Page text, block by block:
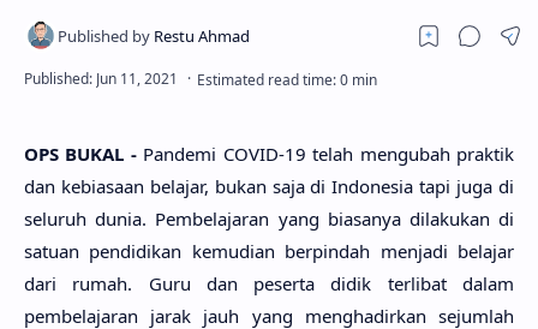
OPS BUKAL - Pandemi COVID-19 telah mengubah praktik
dan kebiasaan belajar, bukan saja di Indonesia tapi juga di
seluruh dunia. Pembelajaran yang biasanya dilakukan di
satuan pendidikan kemudian berpindah menjadi belajar
dari rumah. Guru dan peserta didik terlibat dalam
pembelajaran jarak jauh yang menghadirkan sejumlah